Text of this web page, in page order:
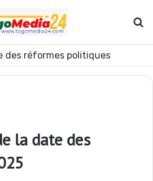
des réformes politiques
la date des